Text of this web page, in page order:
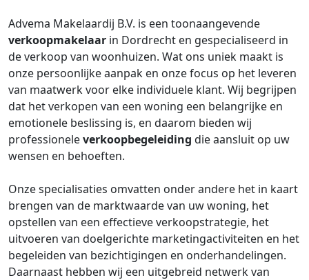
Advema Makelaardij B.V. is een toonaangevende
verkoopmakelaar in Dordrecht en gespecialiseerd in
de verkoop van woonhuizen. Wat ons uniek maakt is
onze persoonlijke aanpak en onze focus op het leveren
van maatwerk voor elke individuele klant. Wij begrijpen
dat het verkopen van een woning een belangrijke en
emotionele beslissing is, en daarom bieden wij
professioneleverkoopbegeleiding die aansluit op uw
wensen en behoeften.
Onze specialisaties omvatten onder andere het in kaart
brengen van de marktwaarde van uw woning, het
opstellen van een effectieve verkoopstrategie, het
uitvoeren van doelgerichte marketingactiviteiten en het
begeleiden van bezichtigingen en onderhandelingen.
Daarnaast hebben wij een uitgebreid netwerk van